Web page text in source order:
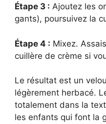
Étape 3 : Ajoutez les
gants), poursuivez la
Étape 4 : Mixez.
cuillère de crème si
Le résultat est un
légèrement herbacé.
totalement dans la
les enfants qui font la